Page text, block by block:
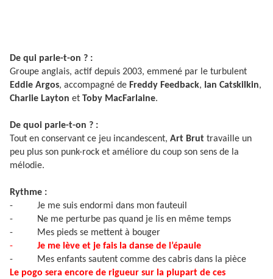
De qui parle-t-on ? :
Groupe anglais, actif depuis 2003, emmené par le turbulent
Eddie Argos, accompagné de Freddy Feedback, Ian Catskilkin,
Charlie Layton et Toby MacFarlaine.
De quoi parle-t-on ? :
Tout en conservant ce jeu incandescent, Art Brut travaille un
peu plus son punk-rock et améliore du coup son sens de la
mélodie.
Rythme :
-
Je me suis endormi dans mon fauteuil
-
Ne me perturbe pas quand je lis en même temps
-
Mes pieds se mettent à bouger
-
Je me lève et je fais la danse de l’épaule
-
Mes enfants sautent comme des cabris dans la pièce
Le pogo sera encore de rigueur sur la plupart de ces